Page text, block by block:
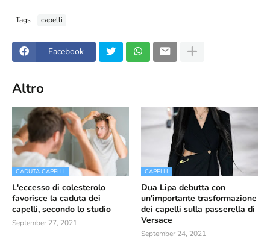
Tags capelli
Facebook
Altro
CADUTA CAPELLI
L'eccesso di colesterolo
favorisce la caduta dei
capelli, secondo lo studio
September 27, 2021
CAPELLI
Dua Lipa debutta con
un'importante trasformazione
dei capelli sulla passerella di
Versace
September 24, 2021